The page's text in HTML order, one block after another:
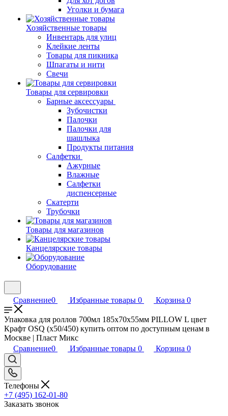
Уголки и бумага
Хозяйственные товары
Инвентарь для улиц
Клейкие ленты
Товары для пикника
Шпагаты и нити
Свечи
Товары для сервировки
Барные аксессуары
Зубочистки
Палочки
Палочки для
шашлыка
Продукты питания
Салфетки
Ажурные
Влажные
Салфетки
диспенсерные
Скатерти
Трубочки
Товары для магазинов
Канцелярские товары
Оборудование
Сравнение0 Избранные товары 0 Корзина 0
Упаковка для роллов 700мл 185х70х55мм PILLOW L цвет
Крафт OSQ (х50/450) купить оптом по доступным ценам в
Москве | Пласт Микс
Сравнение0 Избранные товары 0 Корзина 0
Телефоны
+7 (495) 162-01-80
Заказать звонок